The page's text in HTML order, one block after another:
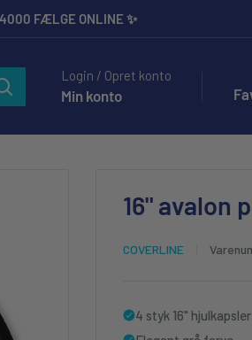
FÆLGE ONLINE ✨
Login / Opret konto
Min konto
16" avalon
COVERLINE
4 styk 16" hjulkapsler